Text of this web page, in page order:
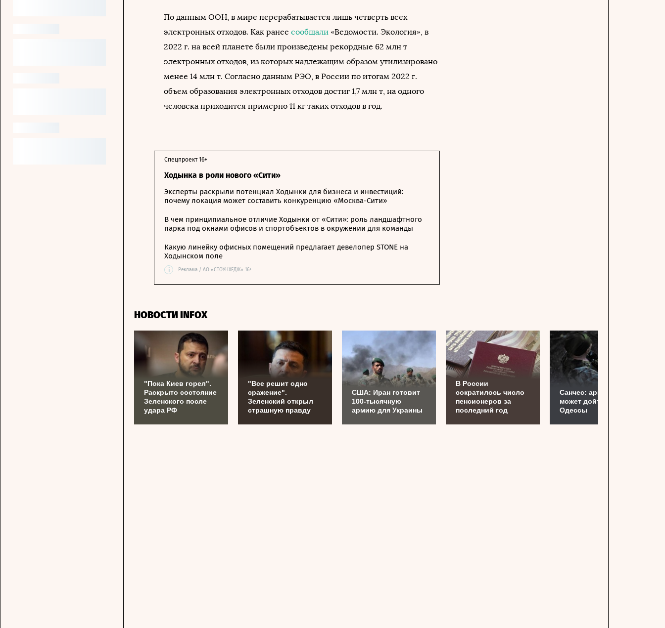
По данным ООН, в мире перерабатывается лишь четверть всех
электронных отходов. Как ранее сообщали «Ведомости. Экология», в
2022 г. на всей планете были произведены рекордные 62 млн т
электронных отходов, из которых надлежащим образом утилизировано
менее 14 млн т. Согласно данным РЭО, в России по итогам 2022 г.
объем образования электронных отходов достиг 1,7 млн т, на одного
человека приходится примерно 11 кг таких отходов в год.
Ходынка в роли нового «Сити»
Спецпроект 16+
Эксперты раскрыли потенциал Ходынки для бизнеса и инвестиций:
почему локация может составить конкуренцию «Москва-Сити»
В чем принципиальное отличие Ходынки от «Сити»: роль ландшафтного
парка под окнами офисов и спортобъектов в окружении для команды
Какую линейку офисных помещений предлагает девелопер STONE на
Ходынском поле
i Реклама / АО «СТОУНХЕДЖ» 16+
НОВОСТИ INFOX
"Пока Киев горел".
Раскрыто состояние
Зеленского после
удара РФ
"Все решит одно
сражение".
Зеленский открыл
страшную правду
США: Иран готовит
100-тысячную
армию для Украины
В России
сократилось число
пенсионеров за
последний год
Санчес: армия РФ
может дойти до
Одессы